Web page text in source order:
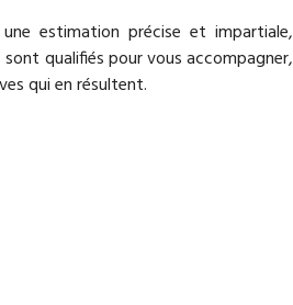
estimation précise et impartiale,
qualifiés pour vous accompagner,
qui en résultent.